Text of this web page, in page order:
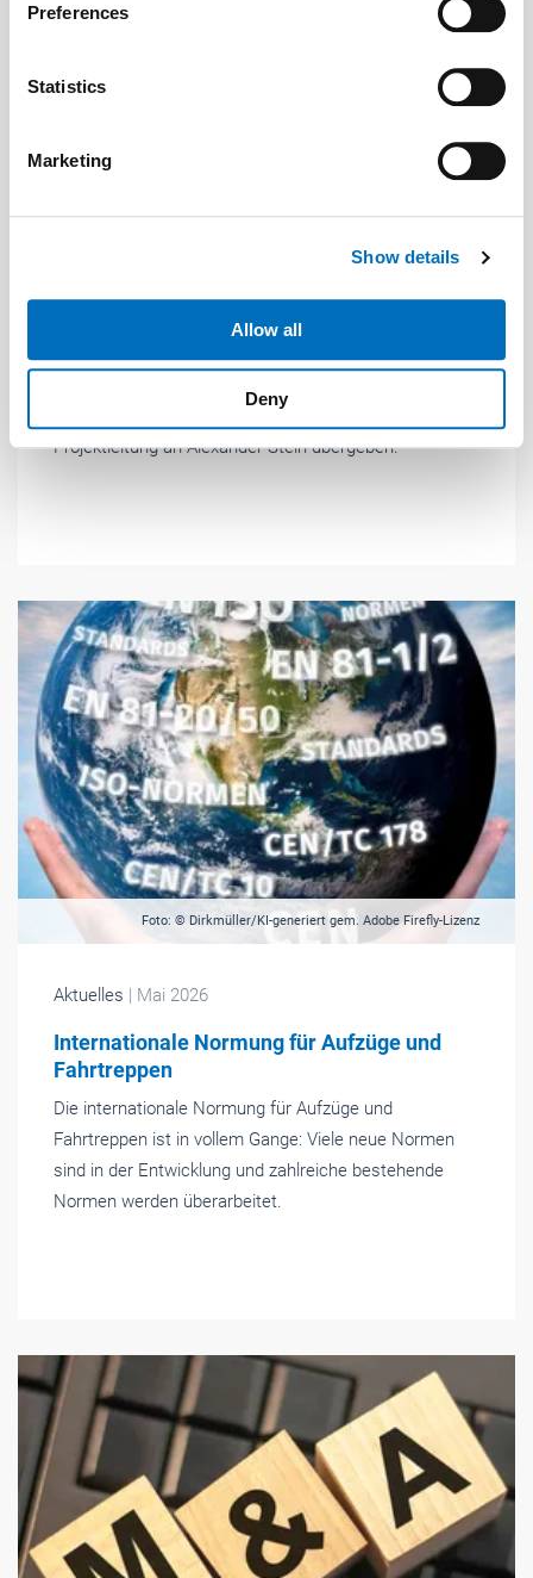
Collect information about your geographical location
Identify your device by actively scanning it for
Find out more about how your personal data is processed
and set your preferences in the
provide social media features and to analyse our traffic.
provided to them or that they’ve collected from your use
Weitere Informationen:Impressum Datenschutz
Preferences
Statistics
Marketing
Show details
Allow all
Deny
aktiven Arbeitsleben verabschiedet und die
Projektleitung an Alexander Stein übergeben.
Foto: © Dirkmüller/KI-generiert gem. Adobe Firefly-Lizenz
Aktuelles | Mai 2026
Internationale Normung für Aufzüge und
Fahrtreppen
Die internationale Normung für Aufzüge und
Fahrtreppen ist in vollem Gange: Viele neue Normen
sind in der Entwicklung und zahlreiche bestehende
Normen werden überarbeitet.